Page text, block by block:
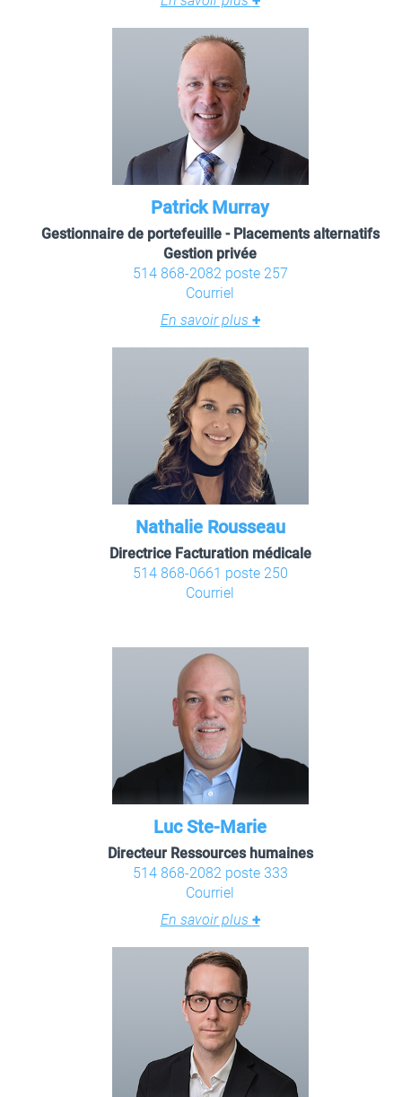
Patrick Murray
Gestionnaire de portefeuille - Placements alternatifs
Gestion privée
514 868-2082 poste 257
Courriel
En savoir plus +
Nathalie Rousseau
Directrice Facturation médicale
514 868-0661 poste 250
Courriel
Luc Ste-Marie
Directeur Ressources humaines
514 868-2082 poste 333
Courriel
En savoir plus +